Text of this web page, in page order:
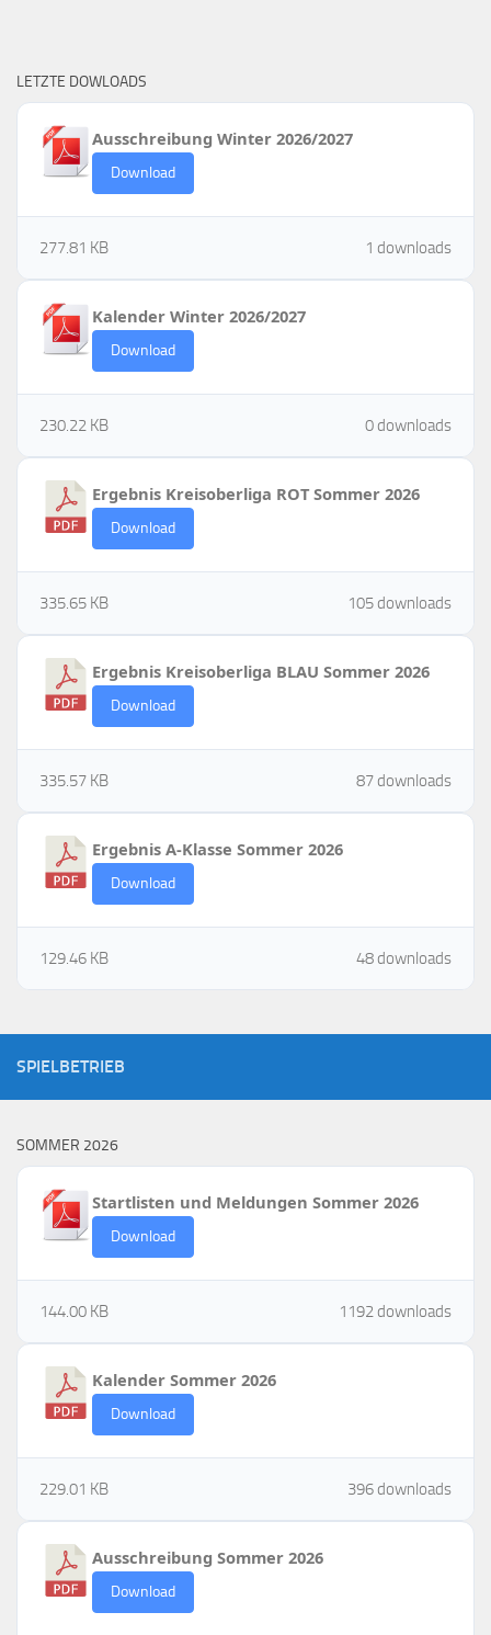
LETZTE DOWLOADS
Ausschreibung Winter 2026/2027
Download
1 downloads
277.81 KB
Kalender Winter 2026/2027
Download
0 downloads
230.22 KB
Ergebnis Kreisoberliga ROT Sommer 2026
Download
105 downloads
335.65 KB
Ergebnis Kreisoberliga BLAU Sommer 2026
Download
87 downloads
335.57 KB
Ergebnis A-Klasse Sommer 2026
Download
48 downloads
129.46 KB
SPIELBETRIEB
SOMMER 2026
Startlisten und Meldungen Sommer 2026
Download
1192 downloads
144.00 KB
Kalender Sommer 2026
Download
396 downloads
229.01 KB
Ausschreibung Sommer 2026
Download